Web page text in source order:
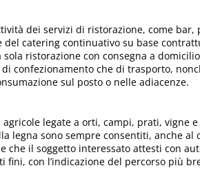
dei servizi di ristorazione, come
del catering continuativo su base
sola ristorazione con consegna a
confezionamento che di trasporto,
sul posto o nelle adiacenze.
legate a orti, campi, prati, vigne
legna sono sempre consentiti, anche
che il soggetto interessato attesti con
fini, con l’indicazione del percorso più